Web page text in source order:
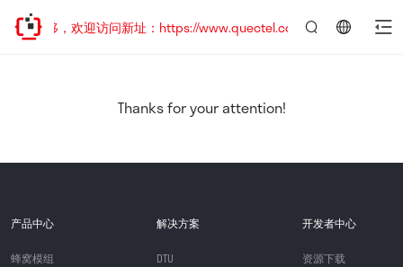
址已迁移，欢迎访问新址：https://www.quectel.com.cn
Thanks for your attention!
产品中心
蜂窝模组
解决方案
DTU
开发者中心
资源下载